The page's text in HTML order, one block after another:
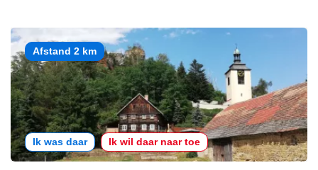
Afstand 2 km
Ik was daar Ik wil daar naar toe